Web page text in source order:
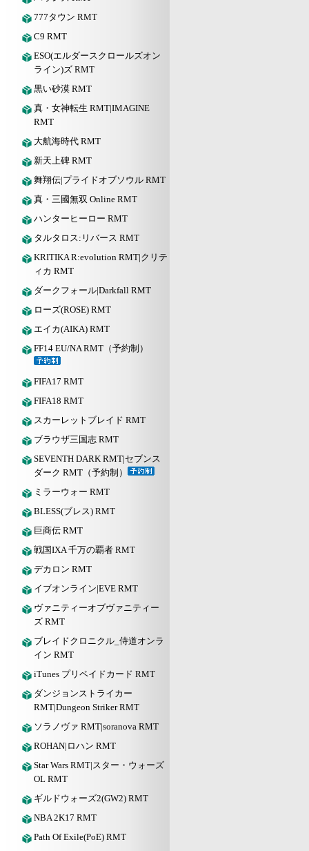
777タウン RMT
C9 RMT
ESO(エルダースクロールズオン
ライン)ズ RMT
黒い砂漠 RMT
真・女神転生 RMT|IMAGINE
RMT
大航海時代 RMT
新天上碑 RMT
舞翔伝|プライドオブソウル RMT
真・三國無双 Online RMT
ハンターヒーロー RMT
タルタロス:リバース RMT
KRITIKA R:evolution RMT|クリテ
ィカ RMT
ダークフォール|Darkfall RMT
ローズ(ROSE) RMT
エイカ(AIKA) RMT
FF14 EU/NA RMT（予約制）
FIFA17 RMT
FIFA18 RMT
スカーレットブレイド RMT
ブラウザ三国志 RMT
SEVENTH DARK RMT|セブンス
ダーク RMT（予約制）
ミラーウォー RMT
BLESS(ブレス) RMT
巨商伝 RMT
戦国IXA 千万の覇者 RMT
デカロン RMT
イブオンライン|EVE RMT
ヴァニティーオブヴァニティー
ズ RMT
ブレイドクロニクル_侍道オンラ
イン RMT
iTunes プリペイドカード RMT
ダンジョンストライカー
RMT|Dungeon Striker RMT
ソラノヴァ RMT|soranova RMT
ROHAN|ロハン RMT
Star Wars RMT|スター・ウォーズ
OL RMT
ギルドウォーズ2(GW2) RMT
NBA 2K17 RMT
Path Of Exile(PoE) RMT